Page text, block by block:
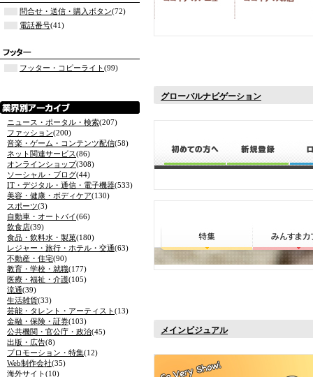
問合せ・送信・購入ボタン(72)
電話番号(41)
フッター・コピーライト(99)
ニュース・ポータル・検索(207)
ファッション(200)
音楽・ゲーム・コンテンツ配信(58)
ネット関連サービス(86)
オンラインショップ(308)
ソーシャル・ブログ(44)
IT・デジタル・通信・電子機器(533)
美容・健康・ボディケア(130)
スポーツ(3)
自動車・オートバイ(66)
飲食店(39)
食品・飲料水・製菓(180)
レジャー・旅行・ホテル・交通(63)
不動産・住宅(90)
教育・学校・就職(177)
医療・福祉・介護(105)
流通(39)
生活雑貨(33)
芸能・タレント・アーティスト(13)
金融・保険・証券(103)
公共機関・官公庁・政治(45)
出版・広告(8)
プロモーション・特集(12)
Web制作会社(35)
海外サイト(10)
グローバルナビゲーション
メインビジュアル